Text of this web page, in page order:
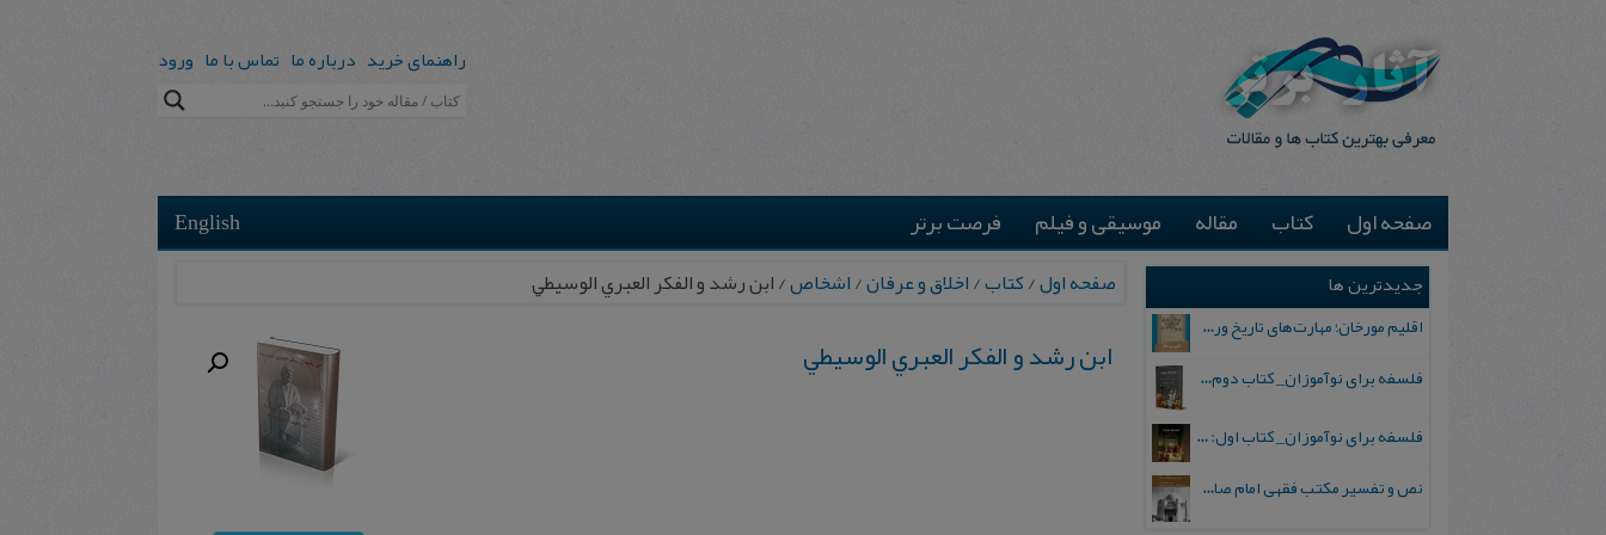
راهنمای خرید درباره ما تماس با ما ورود
English صفحه اول کتاب مقاله موسیقی و فیلم فرصت برتر
صفحه اول/کتاب/اخلاق و عرفان/اشخاص/ ابن‌ رشد و الفکر العبري الوسیطي
ابن‌ رشد و الفکر العبري الوسیطي
جدیدترین ها
اقلیم مورخان؛ مهارت‌های تاریخ ورزی علمی
فلسفه برای نوآموزان_ کتاب دوم: پرسش درباره واقعیت و معرفت
فلسفه برای نوآموزان_ کتاب اول: تردید در باورهای رایج
نص و تفسیر مکتب فقهی امام صادق علیه السلام